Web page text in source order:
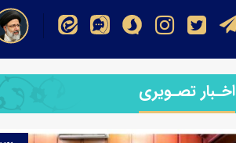
اخـبار تصـویری